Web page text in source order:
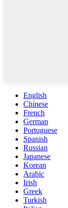
English
Chinese
French
German
Portuguese
Spanish
Russian
Japanese
Korean
Arabic
Irish
Greek
Turkish